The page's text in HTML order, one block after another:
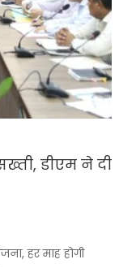
डीएम ने दी
हर माह होगी